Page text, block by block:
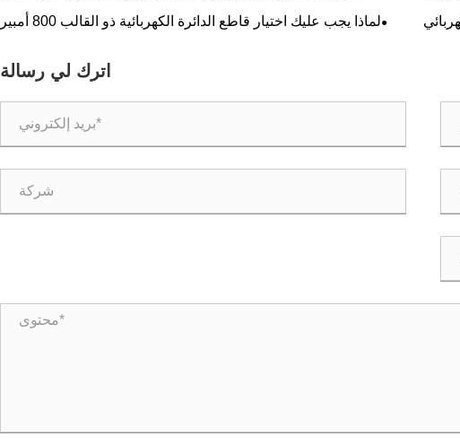
احتياطية آمنة وموثوقة
لماذا يجب عليك اختيار قاطع الدائرة الكهربائية ذو القالب 800 أمبير
اترك لي رسالة